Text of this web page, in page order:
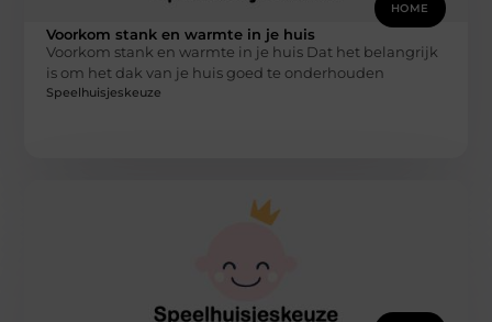
HOME
Voorkom stank en warmte in je huis
Voorkom stank en warmte in je huis Dat het belangrijk
is om het dak van je huis goed te onderhouden
Speelhuisjeskeuze